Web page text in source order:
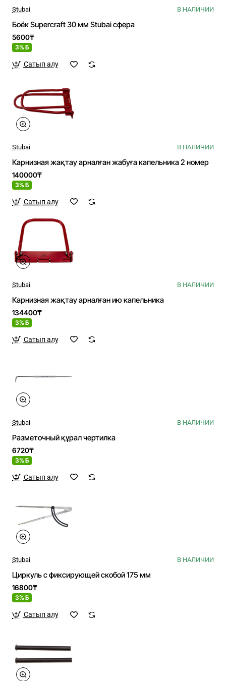
Stubai В НАЛИЧИИ
Боёк Supercraft 30 мм Stubai сфера
5600₸
3% Б
Сатып алу
Stubai В НАЛИЧИИ
Карнизная жақтау арналған жабуға капельника 2 номер
140000₸
3% Б
Сатып алу
Stubai В НАЛИЧИИ
Карнизная жақтау арналған ию капельника
134400₸
3% Б
Сатып алу
Stubai В НАЛИЧИИ
Разметочный құрал чертилка
6720₸
3% Б
Сатып алу
Stubai В НАЛИЧИИ
Циркуль с фиксирующей скобой 175 мм
16800₸
3% Б
Сатып алу